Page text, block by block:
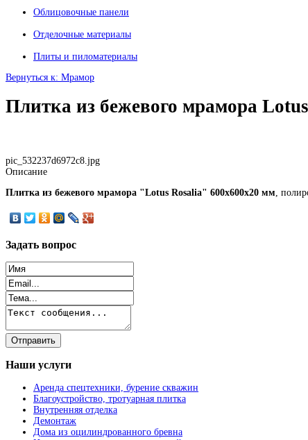
Облицовочные панели
Отделочные материалы
Плиты и пиломатериалы
Вернуться к: Мрамор
Плитка из бежевого мрамора
pic_532237d6972c8.jpg
Описание
Плитка из бежевого мрамора "Lotus Rosalia" 600x600x20 мм,
Задать вопрос
Наши услуги
Аренда спецтехники, бурение скважин
Благоустройство, тротуарная плитка
Внутренняя отделка
Демонтаж
Дома из оцилиндрованного бревна